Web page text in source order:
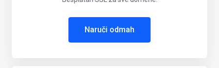
Naruči odmah